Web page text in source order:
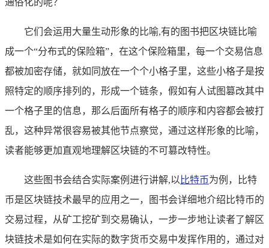
它们会运用大量生动形象的比喻,有的图书把区块链比喻
成一个“分布式的保险箱”，在这个保险箱里，每一个交易信息
都被加密存储，就如同放在一个个小格子里，这些小格子是按
照特定的顺序排列的，形成一个链条，假如有人试图篡改其中
一个格子里的信息，那么后面所有格子的顺序和内容都会被打
乱，这种异常很容易被其他节点察觉，通过这样形象的比喻，
读者能够更加直观地理解区块链的不可篡改特性。
这些图书会结合实际案例进行讲解,以 比特币为例，比特
币是区块链技术最早的应用之一，图书会详细地介绍比特币的
交易过程，从矿工挖矿到交易确认，一步一步地让读者了解区
块链技术是如何在实际的数字货币交易中发挥作用的，通过对